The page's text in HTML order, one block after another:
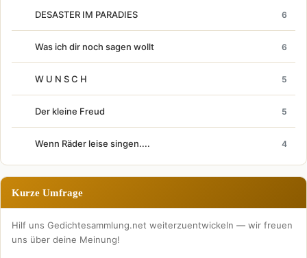
DESASTER IM PARADIES 6
Was ich dir noch sagen wollt 6
W U N S C H 5
Der kleine Freud 5
Wenn Räder leise singen.... 4
Kurze Umfrage
Hilf uns Gedichtesammlung.net weiterzuentwickeln — wir freuen
uns über deine Meinung!